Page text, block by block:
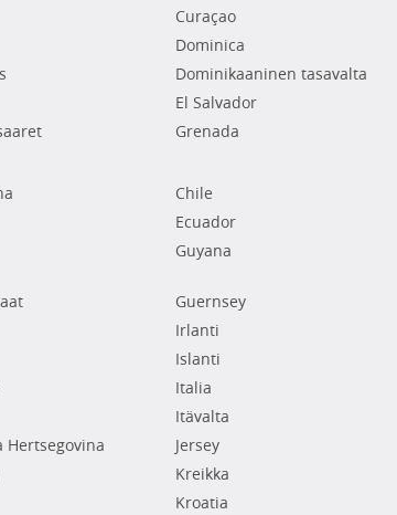
Curaçao
Dominica
Dominikaaninen tasavalta
El Salvador
Grenada
Chile
Ecuador
Guyana
Hertsegovina
Guernsey
Irlanti
Islanti
Italia
Itävalta
Jersey
Kreikka
Kroatia